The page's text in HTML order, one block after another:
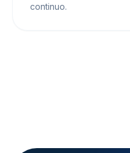
continuo.